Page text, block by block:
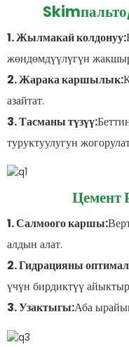
Skimпальто
1. Жылмакай колдонуу:
жөндөмдүүлүгүн
2. Жарака каршылык:
азайтат.
3. Тасманы түзүү:
туруктуулугун
Цемент
1. Салмоого каршы:
алдын алат.
2. Гидрацияны
үчүн бирдиктүү
3. Узактыгы:Аба